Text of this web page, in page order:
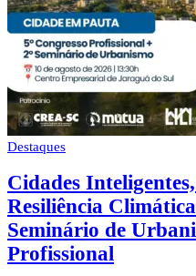
Destaques
Cidades
Resiliência
Seminário de
Profissional